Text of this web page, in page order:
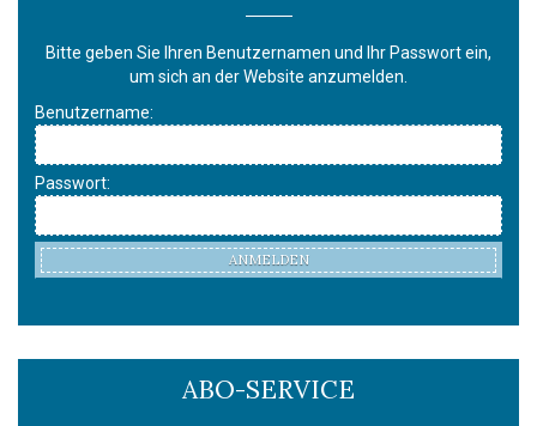
Bitte geben Sie Ihren Benutzernamen und Ihr Passwort ein,
um sich an der Website anzumelden.
Benutzername:
Passwort:
ANMELDEN
ABO-SERVICE